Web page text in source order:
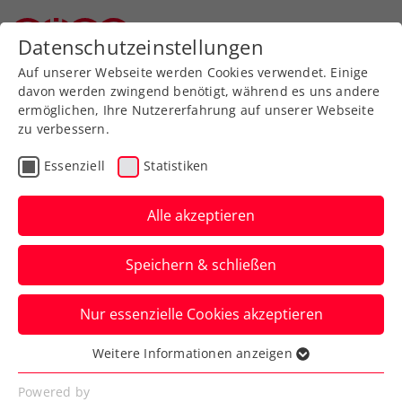
Zurück zur Newsübersicht
Billie Jean King Cup
Billie Jean King Cup:
Österreich – Lettland
jetzt im Livestream
Das zweite Gruppenspiel der ÖTV-Damen
in der Europa/Afrika-Gruppe I in Vilnius
gibt es live auf ÖTV TV.
Verfasst von: Manuel Wachta, 09.04.2025
Datenschutzeinstellungen
Auf unserer Webseite werden Cookies verwendet. Einige
davon werden zwingend benötigt, während es uns andere
ermöglichen, Ihre Nutzererfahrung auf unserer Webseite
zu verbessern.
Essenziell Statistiken
Alle akzeptieren
Speichern & schließen
Nur essenzielle Cookies akzeptieren
Essenziell
Essenzielle Cookies werden für grundlegende
Weitere Informationen anzeigen
Powered by